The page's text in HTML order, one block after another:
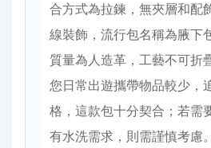
合方式為拉鍊，無夾層和配
線裝飾，流行包名稱為腋下
質量為人造革，工藝不可折
您日常出遊攜帶物品較少，
格，這款包十分契合；若需
有水洗需求，則需謹慎考慮